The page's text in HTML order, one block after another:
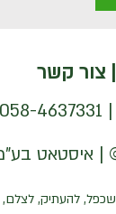
|צור קשר
להעתיק,